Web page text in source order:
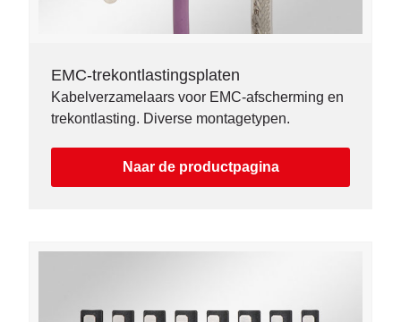
EMC-trekontlastingsplaten
Kabelverzamelaars voor EMC-afscherming en
trekontlasting. Diverse montagetypen.
Naar de productpagina